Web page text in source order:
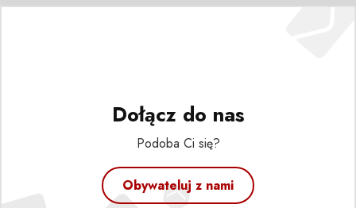
Dołącz do nas
Podoba Ci się?
Obywateluj z nami